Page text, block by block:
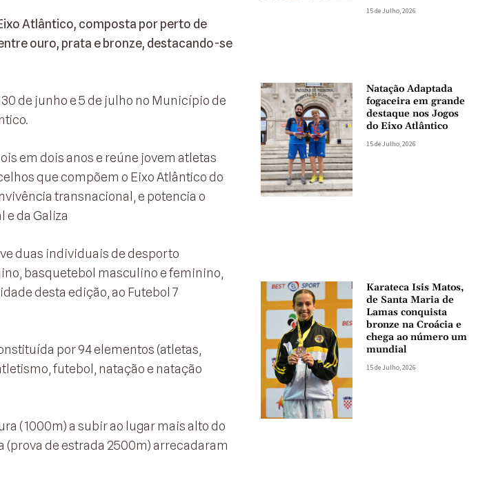
Atlântico, composta por perto de
ouro, prata e bronze, destacando-se
de junho e 5 de julho no Município de
em dois anos e reúne jovem atletas
que compõem o Eixo Atlântico do
transnacional, e potencia o
da Galiza
duas individuais de desporto
basquetebol masculino e feminino,
desta edição, ao Futebol 7
por 94 elementos (atletas,
futebol, natação e natação
(1000m) a subir ao lugar mais alto do
de estrada 2500m) arrecadaram
15 de Julho, 2026
Natação Adaptada
fogaceira em grande
destaque nos Jogos
do Eixo Atlântico
15 de Julho, 2026
Karateca Isis Matos,
de Santa Maria de
Lamas conquista
bronze na Croácia e
chega ao número um
mundial
15 de Julho, 2026